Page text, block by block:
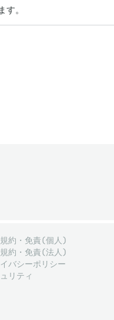
す。
約・免責(個人)
約・免責(法人)
バシーポリシー
リティ